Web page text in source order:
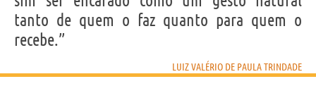
tanto de quem o faz quanto para quem o
recebe.”
LUIZ VALÉRIO DE PAULA TRINDADE